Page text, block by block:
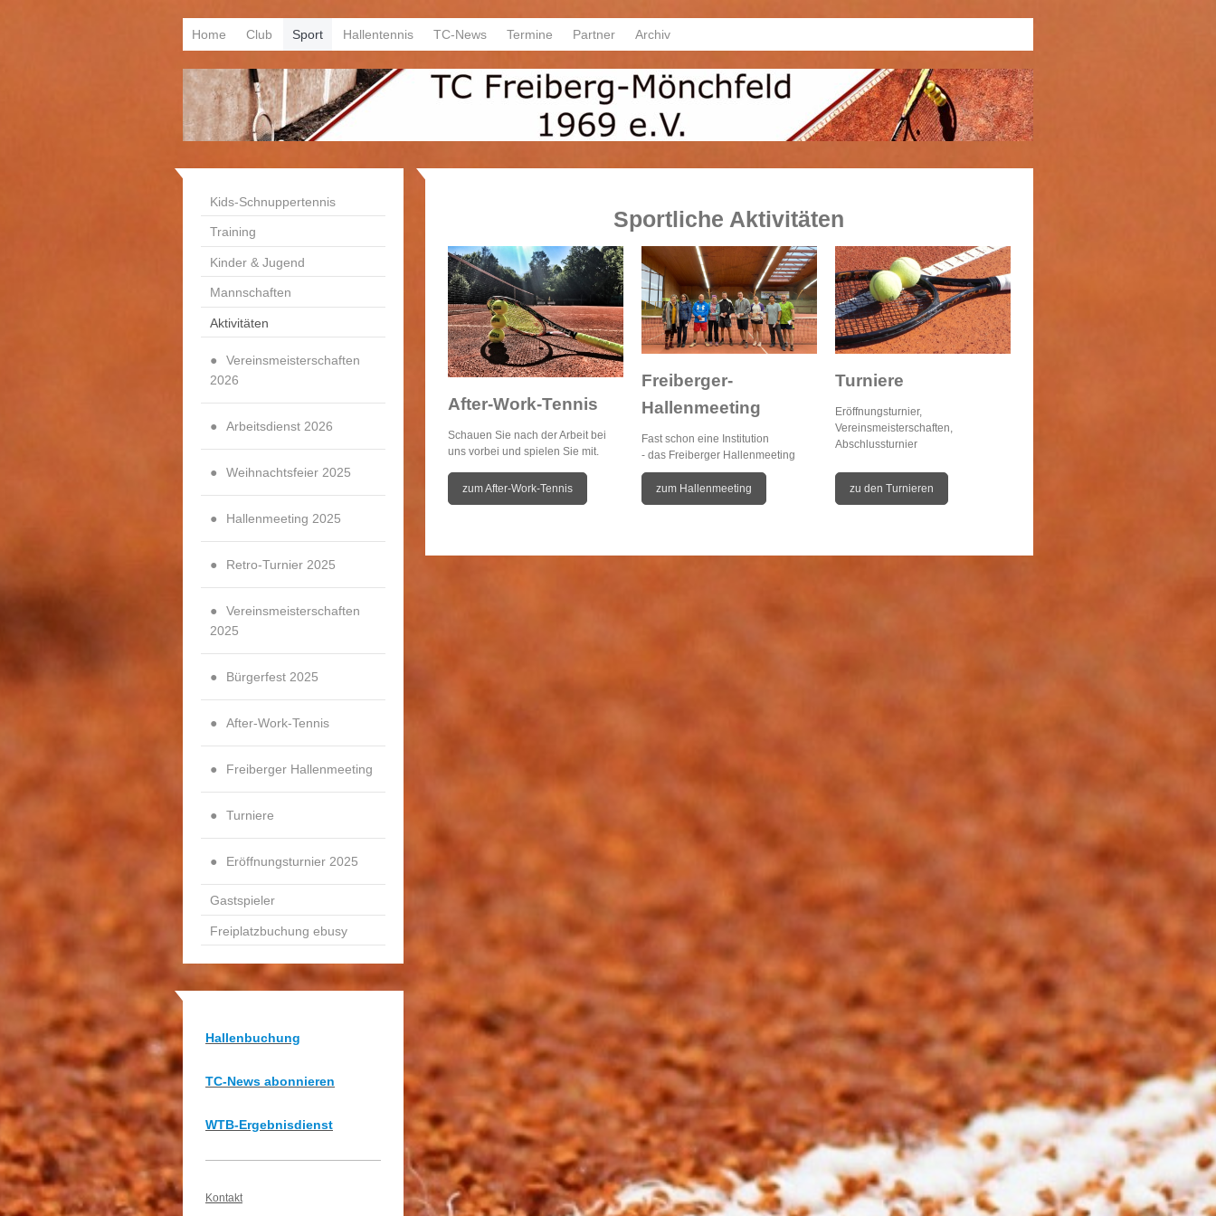
Home Club Sport Hallentennis TC-News Termine Partner Archiv
Sportliche Aktivitäten
After-Work-Tennis
Schauen Sie nach der Arbeit bei
uns vorbei und spielen Sie mit.
zum After-Work-Tennis
Freiberger-
Hallenmeeting
Fast schon eine Institution
- das Freiberger Hallenmeeting
zum Hallenmeeting
Turniere
Eröffnungsturnier,
Vereinsmeisterschaften,
Abschlussturnier
zu den Turnieren
Kids-Schnuppertennis
Training
Kinder & Jugend
Mannschaften
Aktivitäten
Vereinsmeisterschaften
2026
Arbeitsdienst 2026
Weihnachtsfeier 2025
Hallenmeeting 2025
Retro-Turnier 2025
Vereinsmeisterschaften
2025
Bürgerfest 2025
After-Work-Tennis
Freiberger Hallenmeeting
Turniere
Eröffnungsturnier 2025
Gastspieler
Freiplatzbuchung ebusy
Hallenbuchung
TC-News abonnieren
WTB-Ergebnisdienst
Kontakt